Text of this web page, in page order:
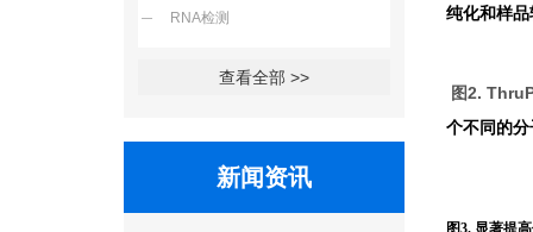
RNA检测
查看全部 >>
新闻资讯
纯化和样
图2.
个不同的
图3. 显著提